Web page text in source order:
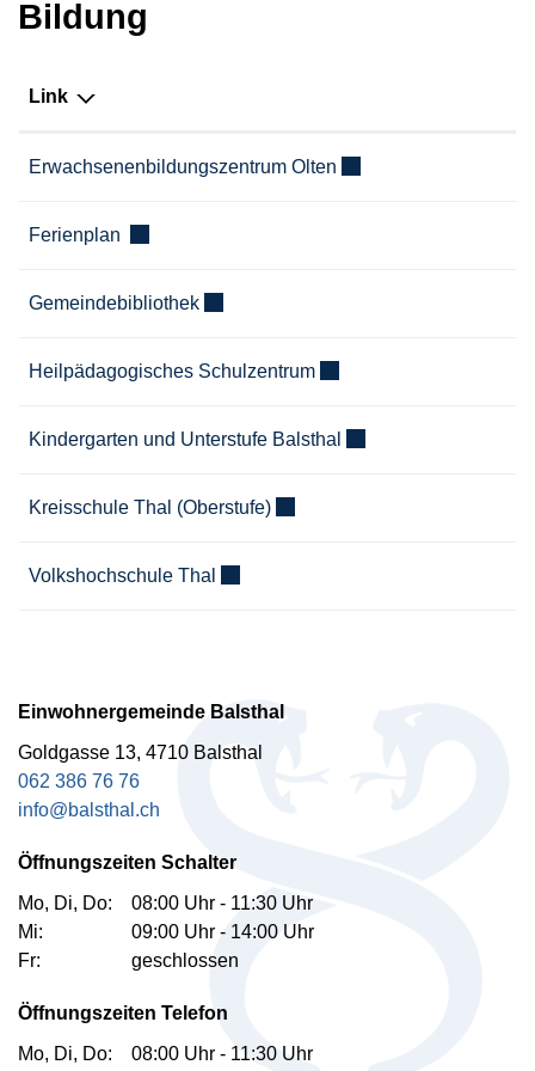
Bildung
Link
Erwachsenenbildungszentrum Olten
Ferienplan
GemeindebibliothekExterner Link wird in einem neuen
Heilpädagogisches SchulzentrumExterner Link wird in
Kindergarten und Unterstufe Balsthal
Kreisschule Thal (Oberstufe)Externer Link wird in einem
Volkshochschule Thal
Einwohnergemeinde Balsthal
Goldgasse 13, 4710 Balsthal
062 386 76 76
info@balsthal.ch
Öffnungszeiten Schalter
Mo, Di, Do:
08:00 Uhr - 11:30 Uhr
Mi:
09:00 Uhr - 14:00 Uhr
Fr:
geschlossen
Öffnungszeiten Telefon
Mo, Di, Do:
08:00 Uhr - 11:30 Uhr